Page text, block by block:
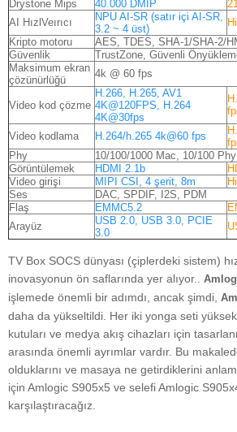
Drystone Mips
40.000 DMIP
AI HızlVeırıcı
NPU AI-SR (satır içi AI-SR,
3.2 ~ 4 üst)
Kripto motoru
AES, TDES, SHA-1/SHA-2/
Güvenlik
TrustZone, Güvenli
Maksimum ekran
çözünürlüğü
4k @ 60 fps
Video kod çözme
H.266, H.265, AV1
4K@120FPS, H.264
4K@30fps
Video kodlama H.264/h.265 4k@60 fps
Phy
10/100/1000 Mac, 10/100 Phy
Görüntülemek
HDMI 2.1b
Video girişi
MIPI CSI, 4 şerit, 8m
Ses
DAC, SPDIF, I2S, PDM
Flaş
EMMC5.2
Arayüz
USB 2.0, USB 3.0, PCIE
3.0
TV Box SOCS dünyası (çiplerdeki sistem)
inovasyonun ön saflarında yer alıyor..
işlemede önemli bir adımdı, ancak şimdi,
daha da yükseltildi. Her iki yonga seti
kutuları ve medya akış cihazları için
arasında önemli ayrımlar vardır. Bu
olduklarını ve masaya ne getirdiklerini
için Amlogic S905x5 ve selefi Amlogic
karşılaştıracağız.